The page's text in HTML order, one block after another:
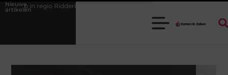
Nieuwe
artikelen
voor zakelijke ontmoetingen